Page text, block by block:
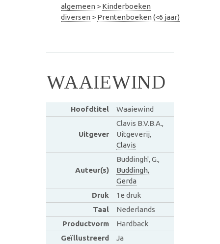
algemeen > Kinderboeken
diversen > Prentenboeken (<6 jaar)
WAAIEWIND
Hoofdtitel Waaiewind
Uitgever
Clavis B.V.B.A.,
Uitgeverij,
Clavis
Auteur(s)
Buddingh', G.,
Buddingh,
Gerda
Druk
1e druk
Taal
Nederlands
Productvorm
Hardback
Geïllustreerd
Ja